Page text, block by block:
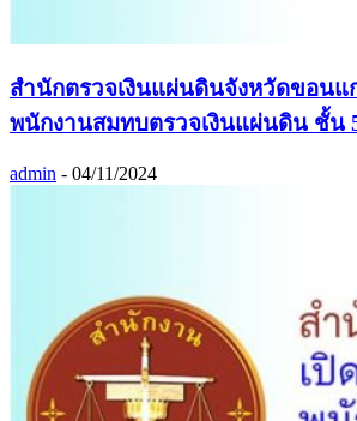
สำนักตรวจเงินแผ่นดินจังหวัดขอนแ
พนักงานสมทบตรวจเงินแผ่นดิน ชั้น
admin - 04/11/2024